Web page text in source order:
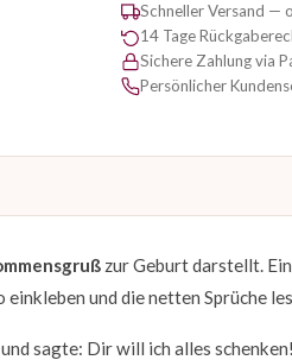
Schneller Versand —
14 Tage
Sichere Zahlung via
Persönlicher
zur Geburt darstellt.
und die netten Sprüche
sagte: Dir will ich alles